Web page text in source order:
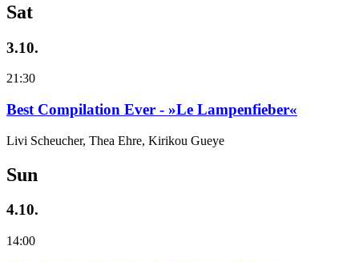
Sat
3.10.
21:30
Best Compilation Ever - »Le Lampenfieber«
Livi Scheucher, Thea Ehre, Kirikou Gueye
Sun
4.10.
14:00